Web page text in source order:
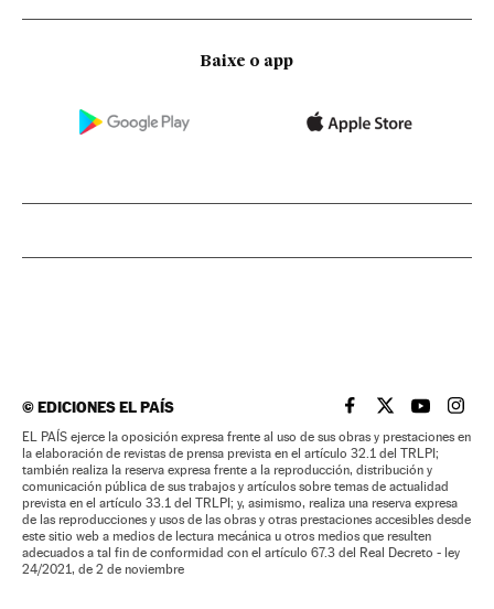
Baixe o app
©EDICIONES EL PAÍS EL PAÍS BRASIL EN
EL PAÍSEL PAÍS
EL
EL PAÍS ejerce la oposición expresa frente al uso de sus obras y prestaciones en
la elaboración de revistas de prensa prevista en el artículo 32.1 del TRLPI;
también realiza la reserva expresa frente a la reproducción, distribución y
comunicación pública de sus trabajos y artículos sobre temas de actualidad
prevista en el artículo 33.1 del TRLPI; y, asimismo, realiza una reserva expresa
de las reproducciones y usos de las obras y otras prestaciones accesibles desde
este sitio web a medios de lectura mecánica u otros medios que resulten
adecuados a tal fin de conformidad con el artículo 67.3 del Real Decreto - ley
24/2021, de 2 de noviembre